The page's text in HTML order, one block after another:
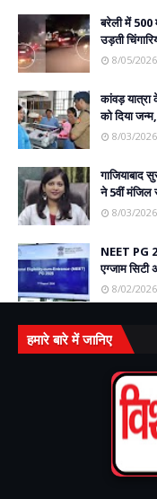
बरेली में 500
उड़ती
8/05/
कांवड़ यात्रा
को दिया
8/03/
गाजियाबाद
ने 5वीं मंजिल
8/03/
NEET PG
एग्जाम
8/02/
हमारे बारे में जानिए